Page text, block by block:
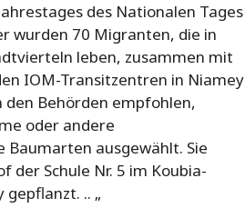
des Nationalen Tages
wurden 70 Migranten, die in
leben, zusammen mit
IOM-Transitzentren in Niamey
den Behörden empfohlen,
oder andere
Baumarten ausgewählt. Sie
der Schule Nr. 5 im Koubia-
.. „